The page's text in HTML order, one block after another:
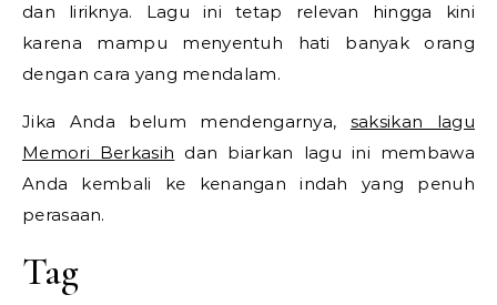
dan liriknya. Lagu ini tetap relevan hingga kini
karena mampu menyentuh hati banyak orang
dengan cara yang mendalam.
Jika Anda belum mendengarnya, saksikan lagu
Memori Berkasih dan biarkan lagu ini membawa
Anda kembali ke kenangan indah yang penuh
perasaan.
Tag